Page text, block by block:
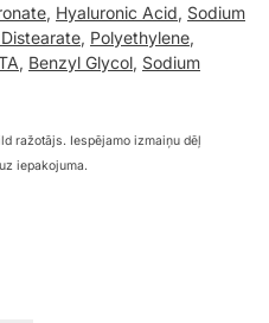
, Hyaluronic Acid, Sodium
, Polyethylene,
, Benzyl Glycol, Sodium
ražotājs. Iespējamo izmaiņu dēļ
iepakojuma.